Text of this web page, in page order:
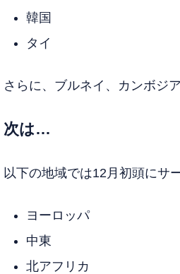
韓国
タイ
さらに、ブルネイ、カンボジ
次は…
以下の地域では12月初頭にサ
ヨーロッパ
中東
北アフリカ